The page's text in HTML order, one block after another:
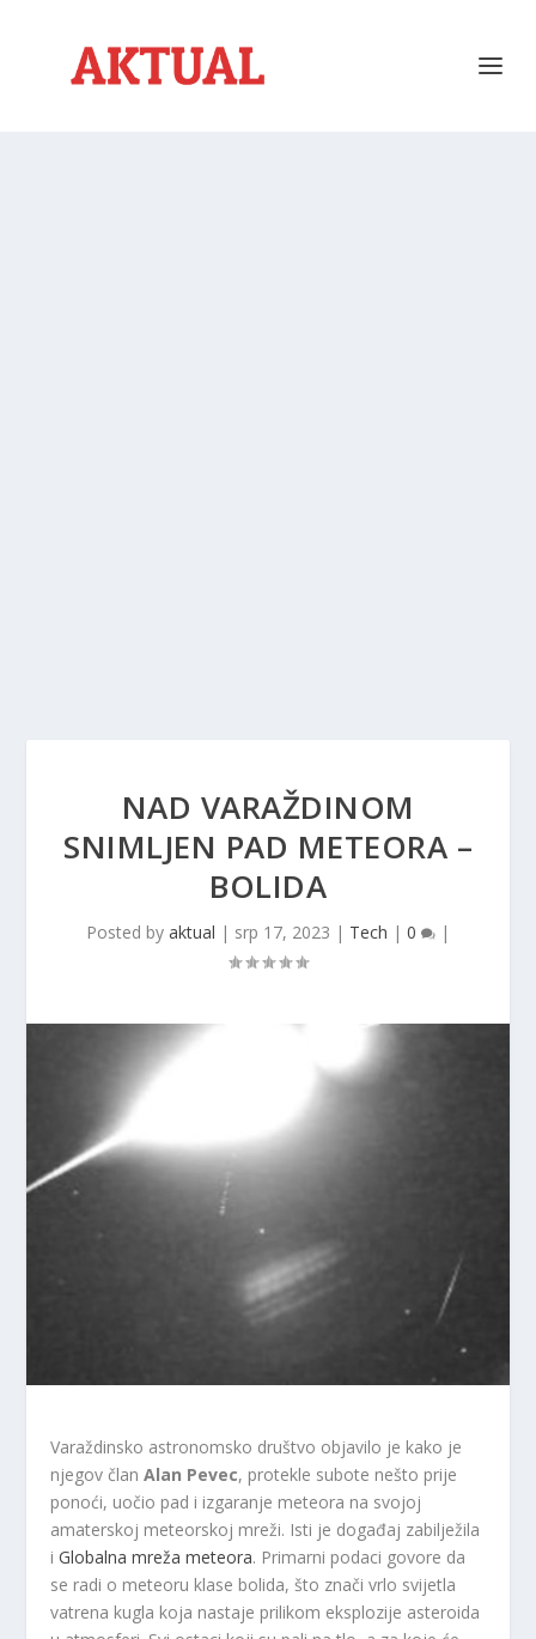
NAD VARAŽDINOM
SNIMLJEN PAD METEORA –
BOLIDA
Posted by aktual | srp 17, 2023 | Tech | 0 |
Varaždinsko astronomsko društvo objavilo je kako je
njegov članAlan Pevec, protekle subote nešto prije
ponoći, uočio pad i izgaranje meteora na svojoj
amaterskoj meteorskoj mreži. Isti je događaj zabilježila
iGlobalna mreža meteora. Primarni podaci govore da
se radi o meteoru klase bolida, što znači vrlo svijetla
vatrena kugla koja nastaje prilikom eksplozije asteroida